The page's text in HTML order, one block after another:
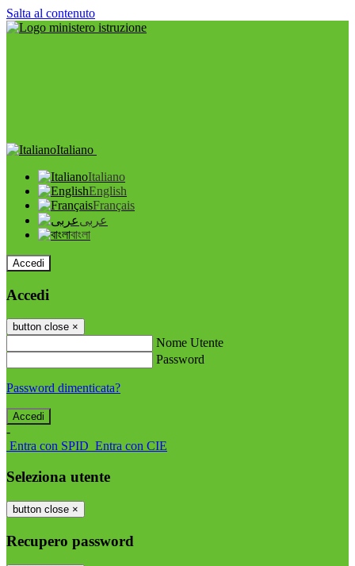
Salta al contenuto
Italiano
Italiano
English
Français
عربى
বাংলা
Accedi
Accedi
button close ×
Nome Utente
Password
Password dimenticata?
-
Entra con SPID Entra con CIE
Seleziona utente
button close ×
Recupero password